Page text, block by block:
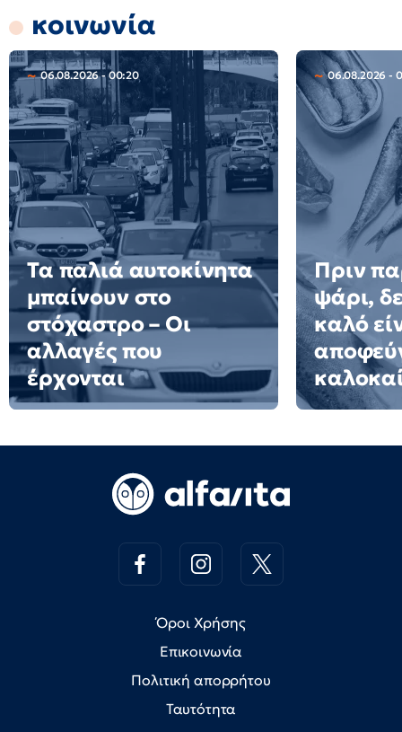
κοινωνία
06.08.2026 - 00:20
Τα παλιά αυτοκίνητα
μπαίνουν στο
στόχαστρο – Οι
αλλαγές που
έρχονται
06.08.2026 -
Πριν
ψάρι,
καλό
Όροι Χρήσης
Επικοινωνία
Πολιτική απορρήτου
Ταυτότητα